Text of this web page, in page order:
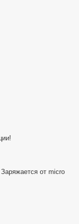
от micro